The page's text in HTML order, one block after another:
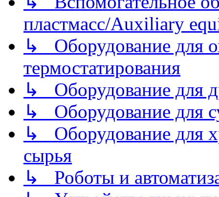
пластмасс/Auxiliary
↳ Оборудование для
термостатирования
↳ Оборудование для
↳ Оборудование для
↳ Оборудование для
сырья
↳ Роботы и